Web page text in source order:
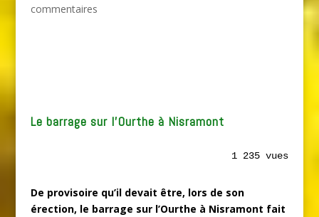
commentaires
Le barrage sur l’Ourthe à Nisramont
1 235 vues
De provisoire qu’il devait être, lors de son
érection, le barrage sur l’Ourthe à Nisramont fait